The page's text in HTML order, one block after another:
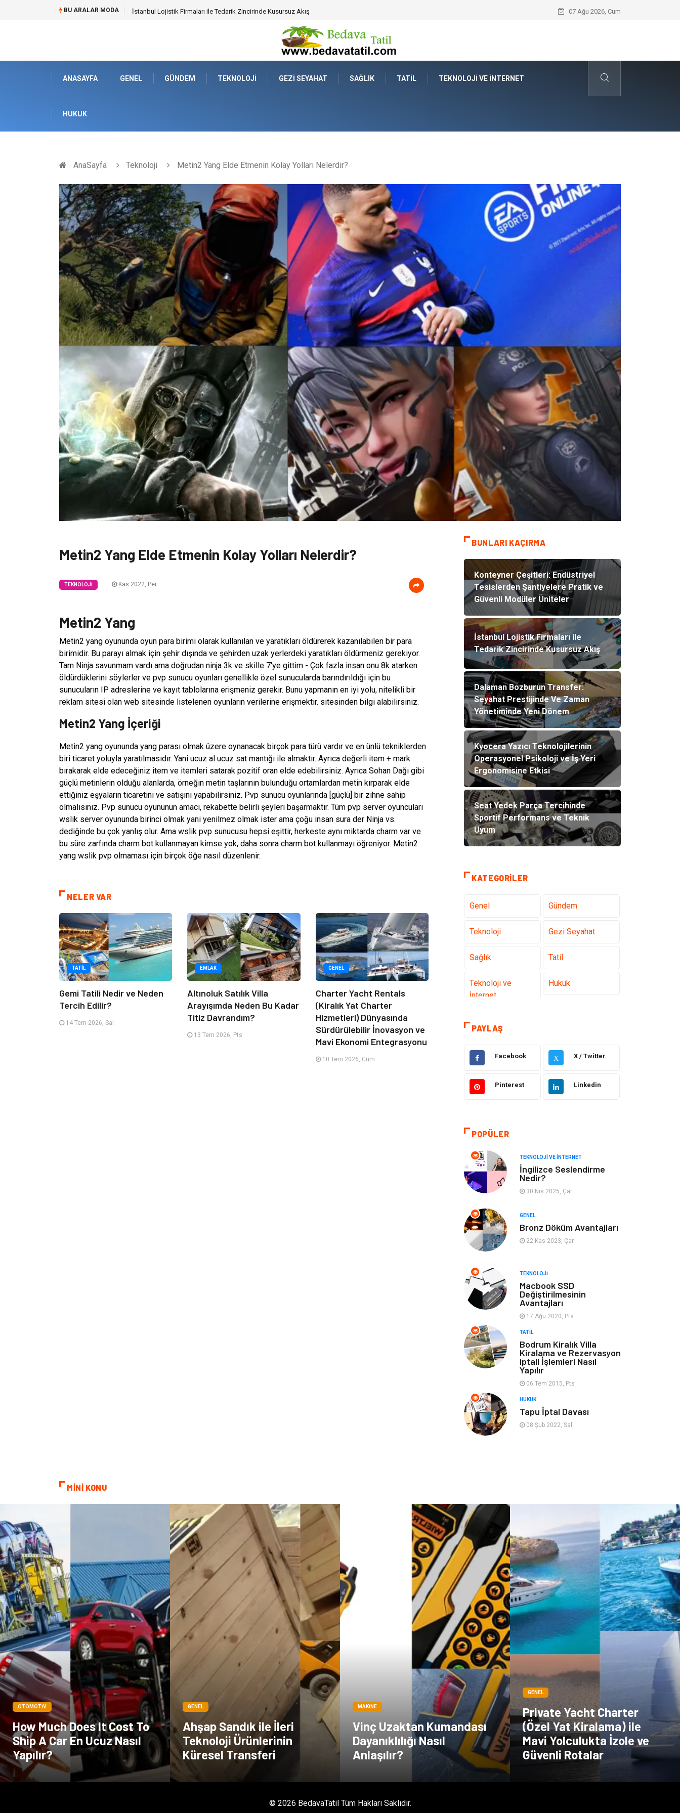
BU ARALAR MODA Dalaman Bozburun Transfer: Seyahat Prestijinde Ve Zaman Yönetiminde Yeni Dönem Kyocera Yazıcı Teknolojilerinin
07 Ağu 2026, Cum
ANASAYFA GENEL GÜNDEM TEKNOLOJI GEZI SEYAHAT SAĞLIK TATIL TEKNOLOJI VE İNTERNET
HUKUK
AnaSayfa Teknoloji Metin2 Yang Elde Etmenin Kolay Yolları Nelerdir?
Metin2 Yang Elde Etmenin Kolay Yolları Nelerdir?
TEKNOLOJI Kas 2022, Per
Metin2 Yang
Metin2 yang oyununda oyun para birimi olarak kullanılan ve yaratıkları öldürerek kazanılabilen bir para
birimidir. Bu parayı almak için şehir dışında ve şehirden uzak yerlerdeki yaratıkları öldürmeniz gerekiyor.
Tam Ninja savunmam vardı ama doğrudan ninja 3k ve skille 7'ye gittim - Çok fazla insan onu 8k atarken
öldürdüklerini söylerler ve pvp sunucu oyunları genellikle özel sunucularda barındırıldığı için bu
sunucuların IP adreslerine ve kayıt tablolarına erişmeniz gerekir. Bunu yapmanın en iyi yolu, nitelikli bir
reklam sitesi olan web sitesinde listelenen oyunların verilerine erişmektir. sitesinden bilgi alabilirsiniz.
Metin2 Yang İçeriği
Metin2 yang oyununda yang parası olmak üzere oynanacak birçok para türü vardır ve en ünlü tekniklerden
biri ticaret yoluyla yaratılmasıdır. Yani ucuz al ucuz sat mantığı ile almaktır. Ayrıca değerli item + mark
bırakarak elde edeceğiniz item ve itemleri satarak pozitif oran elde edebilirsiniz. Ayrıca Sohan Dağı gibi
güçlü metinlerin olduğu alanlarda, örneğin metin taşlarının bulunduğu ortamlardan metin kırparak elde
ettiğiniz eşyaların ticaretini ve satışını yapabilirsiniz. Pvp sunucu oyunlarında [güçlü] bir zihne sahip
olmalısınız. Pvp sunucu oyununun amacı, rekabette belirli şeyleri başarmaktır. Tüm pvp server oyuncuları
wslik server oyununda birinci olmak yani yenilmez olmak ister ama çoğu insan sura der Ninja vs.
dediğinde bu çok yanlış olur. Ama wslik pvp sunucusu hepsi eşittir, herkeste aynı miktarda charm var ve
bu süre zarfında charm bot kullanmayan kimse yok, daha sonra charm bot kullanmayı öğreniyor. Metin2
yang wslik pvp olmaması için birçok öğe nasıl düzenlenir.
NELER VAR
TATIL
Gemi Tatili Nedir ve Neden
Tercih Edilir?
14 Tem 2026, Sal
EMLAK
Altınoluk Satılık Villa
Arayışımda Neden Bu Kadar
Titiz Davrandım?
13 Tem 2026, Pts
GENEL
Charter Yacht Rentals
(Kiralık Yat Charter
Hizmetleri) Dünyasında
Sürdürülebilir İnovasyon ve
Mavi Ekonomi Entegrasyonu
10 Tem 2026, Cum
BUNLARI KAÇIRMA
Konteyner Çeşitleri: Endüstriyel
Tesislerden Şantiyelere Pratik ve
Güvenli Modüler Üniteler
İstanbul Lojistik Firmaları ile
Tedarik Zincirinde Kusursuz Akış
Dalaman Bozburun Transfer:
Seyahat Prestijinde Ve Zaman
Yönetiminde Yeni Dönem
Kyocera Yazıcı Teknolojilerinin
Operasyonel Psikoloji ve İş Yeri
Ergonomisine Etkisi
Seat Yedek Parça Tercihinde
Sportif Performans ve Teknik
Uyum
KATEGORILER
Genel Gündem
Teknoloji Gezi Seyahat
Sağlık Tatil
Teknoloji ve
İnternet
Hukuk
Elektrik ve
Elektronik
Eğitim & Kariyer Makine
Otomotiv Organizasyon
Giyim
Mobilya Emlak
Kültür Otel
Turizm
Hediyelik Eşya
oyun alanları
uçak yolculuğu
önerileri
Blogroll Bilet
Cruise Moda
Güzellik
Yurtdışı Turları
PAYLAŞ
Facebook X X / Twitter
Pinterest Linkedin
POPÜLER
TEKNOLOJI VE İNTERNET
İngilizce Seslendirme
Nedir?
30 Nis 2025, Çar
GENEL
Bronz Döküm Avantajları
22 Kas 2023, Çar
TEKNOLOJI
Macbook SSD
Değiştirilmesinin
Avantajları
17 Ağu 2020, Pts
TATIL
Bodrum Kiralık Villa
Kiralama ve Rezervasyon
iptali İşlemleri Nasıl
Yapılır
06 Tem 2015, Pts
HUKUK
Tapu İptal Davası
08 Şub 2022, Sal
MİNİ KONU
OTOMOTIV
How Much Does It Cost To
Ship A Car En Ucuz Nasıl
Yapılır?
GENEL
Ahşap Sandık ile İleri
Teknoloji Ürünlerinin
Küresel Transferi
MAKINE
Vinç Uzaktan Kumandası
Dayanıklılığı Nasıl
Anlaşılır?
GENEL
Private Yacht Charter
(Özel Yat Kiralama) ile
Mavi Yolculukta İzole ve
Güvenli Rotalar
© 2026 BedavaTatil Tüm Hakları Saklıdır.